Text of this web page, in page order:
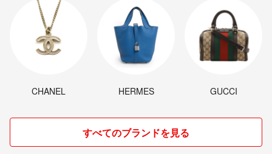
CHANEL HERMES GUCCI
すべてのブランドを見る